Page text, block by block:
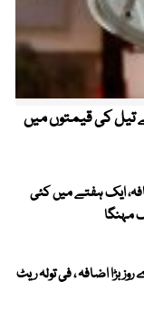
تیل کی قیمتوں میں
ایک ہفتے میں کئی
اضافہ ، فی تولہ ریٹ